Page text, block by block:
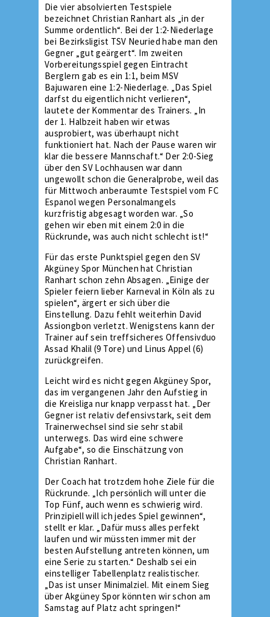
Die vier absolvierten Testspiele
bezeichnet Christian Ranhart als „in der
Summe ordentlich“. Bei der 1:2-Niederlage
bei Bezirksligist TSV Neuried habe man den
Gegner „gut geärgert“. Im zweiten
Vorbereitungsspiel gegen Eintracht
Berglern gab es ein 1:1, beim MSV
Bajuwaren eine 1:2-Niederlage. „Das Spiel
darfst du eigentlich nicht verlieren“,
lautete der Kommentar des Trainers. „In
der 1. Halbzeit haben wir etwas
ausprobiert, was überhaupt nicht
funktioniert hat. Nach der Pause waren wir
klar die bessere Mannschaft.“ Der 2:0-Sieg
über den SV Lochhausen war dann
ungewollt schon die Generalprobe, weil das
für Mittwoch anberaumte Testspiel vom FC
Espanol wegen Personalmangels
kurzfristig abgesagt worden war. „So
gehen wir eben mit einem 2:0 in die
Rückrunde, was auch nicht schlecht ist!“
Für das erste Punktspiel gegen den SV
Akgüney Spor München hat Christian
Ranhart schon zehn Absagen. „Einige der
Spieler feiern lieber Karneval in Köln als zu
spielen“, ärgert er sich über die
Einstellung. Dazu fehlt weiterhin David
Assiongbon verletzt. Wenigstens kann der
Trainer auf sein treffsicheres Offensivduo
Assad Khalil (9 Tore) und Linus Appel (6)
zurückgreifen.
Leicht wird es nicht gegen Akgüney Spor,
das im vergangenen Jahr den Aufstieg in
die Kreisliga nur knapp verpasst hat. „Der
Gegner ist relativ defensivstark, seit dem
Trainerwechsel sind sie sehr stabil
unterwegs. Das wird eine schwere
Aufgabe“, so die Einschätzung von
Christian Ranhart.
Der Coach hat trotzdem hohe Ziele für die
Rückrunde. „Ich persönlich will unter die
Top Fünf, auch wenn es schwierig wird.
Prinzipiell will ich jedes Spiel gewinnen“,
stellt er klar. „Dafür muss alles perfekt
laufen und wir müssten immer mit der
besten Aufstellung antreten können, um
eine Serie zu starten.“ Deshalb sei ein
einstelliger Tabellenplatz realistischer.
„Das ist unser Minimalziel. Mit einem Sieg
über Akgüney Spor könnten wir schon am
Samstag auf Platz acht springen!“